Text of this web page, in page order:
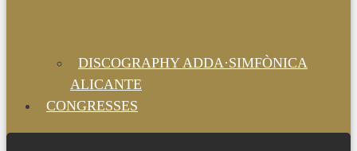
DISCOGRAPHY ADDA·SIMFÒNICA
ALICANTE
CONGRESSES